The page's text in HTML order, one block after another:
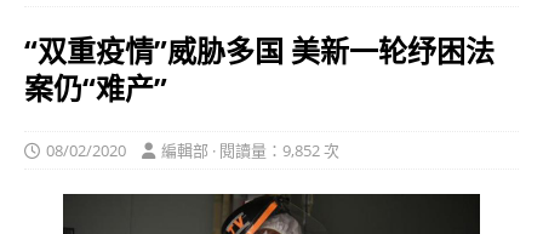
“双重疫情”威胁多国 美新一轮纾困法
案仍“难产”
08/02/2020 編輯部 · 閱讀量：9,852 次